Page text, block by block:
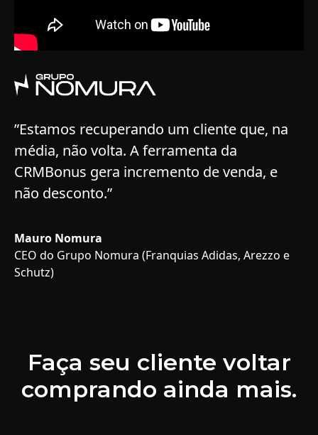
”Estamos recuperando um cliente que, na
média, não volta. A ferramenta da
CRMBonus gera incremento de venda, e
não desconto.”
Mauro Nomura
CEO do Grupo Nomura (Franquias Adidas, Arezzo e
Schutz)
Faça seu cliente voltar
comprando ainda mais.